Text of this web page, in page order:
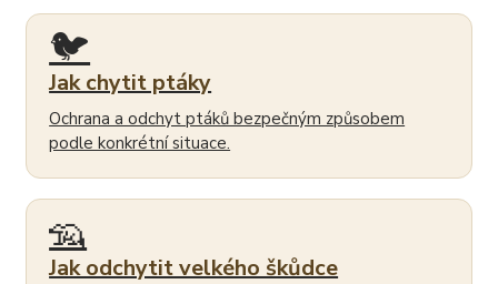
🐦
Jak chytit ptáky
Ochrana a odchyt ptáků bezpečným způsobem
podle konkrétní situace.
🦡
Jak odchytit velkého škůdce